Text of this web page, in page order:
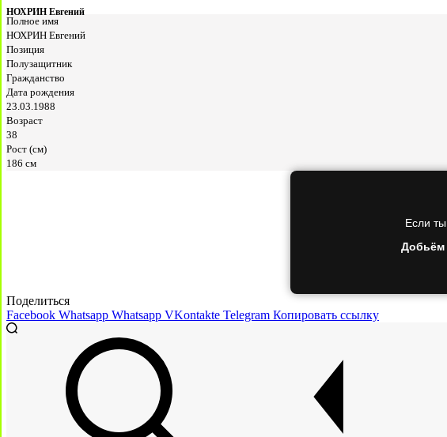
НОХРИН Евгений
Полное имя
НОХРИН Евгений
Позиция
Полузащитник
Гражданство
Дата рождения
23.03.1988
Возраст
38
Рост (см)
186 см
Если
Добьём
Поделиться
Facebook Whatsapp Whatsapp VKontakte Telegram Копировать ссылку